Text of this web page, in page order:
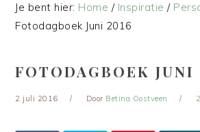
Je bent hier: Home / Inspiratie /
Fotodagboek Juni 2016
FOTODAGBOEK JUNI
2 juli 2016 Door Betina Oostveen